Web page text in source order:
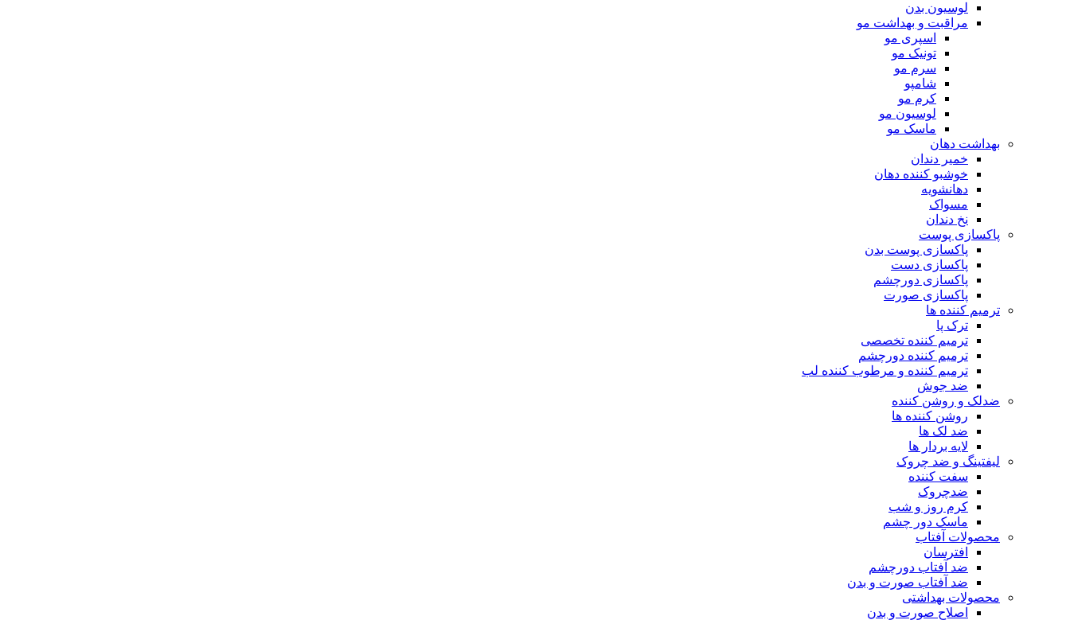
لوسیون بدن
مراقبت و بهداشت مو
اسپری مو
تونیک مو
سرم مو
شامپو
کرم مو
لوسیون مو
ماسک مو
بهداشت دهان
خمیر دندان
خوشبو کننده دهان
دهانشویه
مسواک
نخ دندان
پاکسازی پوست
پاکسازی پوست بدن
پاکسازی دست
پاکسازی دورچشم
پاکسازی صورت
ترمیم کننده ها
ترک پا
ترمیم کننده تخصصی
ترمیم کننده دورچشم
ترمیم کننده و مرطوب کننده لب
ضد جوش
ضدلک و روشن کننده
روشن کننده ها
ضد لک ها
لایه بردار ها
لیفتینگ و ضد چروک
سفت کننده
ضدچروک
کرم روز و شب
ماسک دور چشم
محصولات آفتاب
افترسان
ضد آفتاب دورچشم
ضد آفتاب صورت و بدن
محصولات بهداشتی
اصلاح صورت و بدن